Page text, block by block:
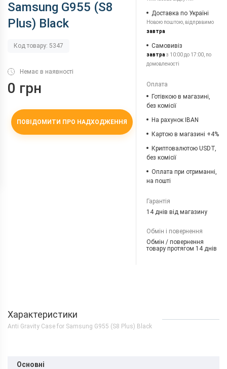
Samsung G955 (S8
Plus) Black
Код товару: 5347
Немає в наявності
0 грн
ПОВІДОМИТИ ПРО НАДХОДЖЕННЯ
Доставка по Україні
Новою поштою, відправимо
завтра
Самовивіз
завтраз 10:00 до 17:00, по
домовленості
Оплата
Готівкою в магазині,
без комісії
На рахунок IBAN
Картою в магазині +4%
Криптовалютою USDT,
без комісії
Оплата при отриманні,
на пошті
Гарантія
14 днів від магазину
Обмін і повернення
Обмін / повернення
товару протягом 14 днів
Характеристики
Anti Gravity Case for Samsung G955 (S8 Plus) Black
Основні